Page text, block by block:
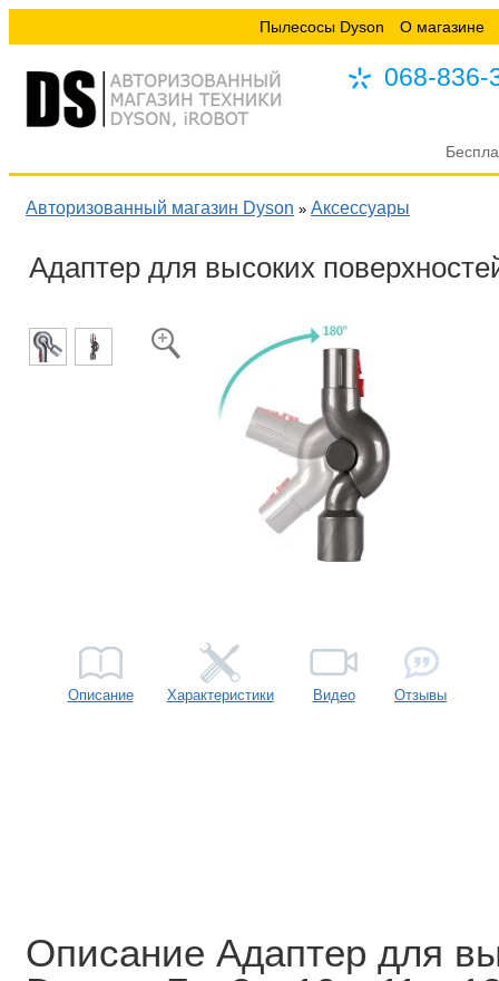
Пылесосы Dyson О магазине
068-836-
Авторизованный магазин Dyson » Аксессуары
Адаптер для высоких
Описание Характеристики Видео Отзывы
Описание Адаптер для